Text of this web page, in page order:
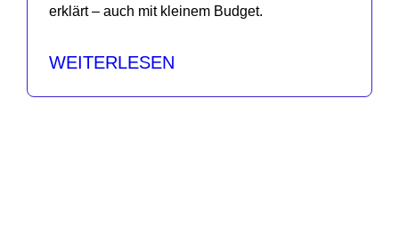
erklärt – auch mit kleinem Budget.
WEITERLESEN